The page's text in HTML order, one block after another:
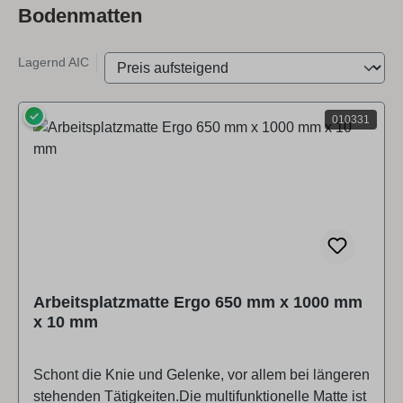
Bodenmatten
Lagernd AIC
010331
✓
Arbeitsplatzmatte Ergo 650 mm x 1000 mm
x 10 mm
Schont die Knie und Gelenke, vor allem bei längeren
stehenden Tätigkeiten.Die multifunktionelle Matte ist